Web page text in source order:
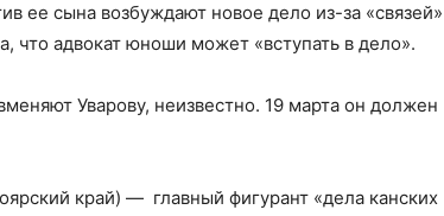
ее сына возбуждают новое дело из-за «связей»
что адвокат юноши может «вступать в дело».
Уварову, неизвестно. 19 марта он должен
край) — главный фигурант «дела канских